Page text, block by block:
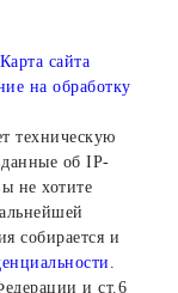
Карта сайта
на обработку
техническую
об IP-
не хотите
собирается и
и ст.6